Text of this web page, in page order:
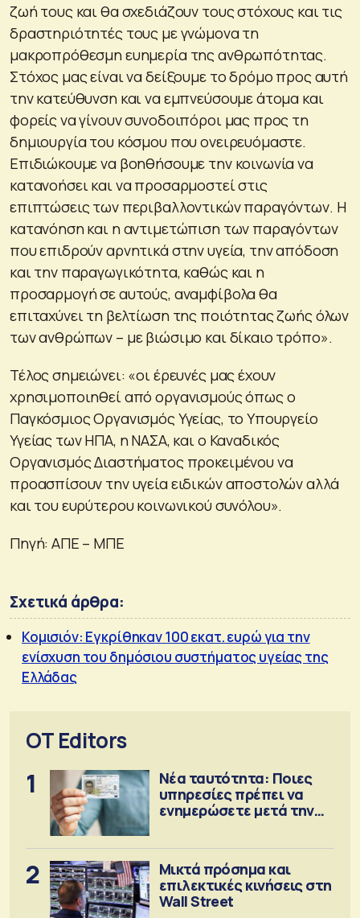
ζωή τους και θα σχεδιάζουν τους στόχους και τις
δραστηριότητές τους με γνώμονα τη
μακροπρόθεσμη ευημερία της ανθρωπότητας.
Στόχος μας είναι να δείξουμε το δρόμο προς αυτή
την κατεύθυνση και να εμπνεύσουμε άτομα και
φορείς να γίνουν συνοδοιπόροι μας προς τη
δημιουργία του κόσμου που ονειρευόμαστε.
Επιδιώκουμε να βοηθήσουμε την κοινωνία να
κατανοήσει και να προσαρμοστεί στις
επιπτώσεις των περιβαλλοντικών παραγόντων. Η
κατανόηση και η αντιμετώπιση των παραγόντων
που επιδρούν αρνητικά στην υγεία, την απόδοση
και την παραγωγικότητα, καθώς και η
προσαρμογή σε αυτούς, αναμφίβολα θα
επιταχύνει τη βελτίωση της ποιότητας ζωής όλων
των ανθρώπων – με βιώσιμο και δίκαιο τρόπο».
Τέλος σημειώνει: «οι έρευνές μας έχουν
χρησιμοποιηθεί από οργανισμούς όπως ο
Παγκόσμιος Οργανισμός Υγείας, το Υπουργείο
Υγείας των ΗΠΑ, η ΝΑΣΑ, και ο Καναδικός
Οργανισμός Διαστήματος προκειμένου να
προασπίσουν την υγεία ειδικών αποστολών αλλά
και του ευρύτερου κοινωνικού συνόλου».
Πηγή: ΑΠΕ – ΜΠΕ
Σχετικά άρθρα:
Κομισιόν: Εγκρίθηκαν 100 εκατ. ευρώ για την
ενίσχυση του δημόσιου συστήματος υγείας της
Ελλάδας
OT Editors
1
Νέα ταυτότητα: Ποιες
υπηρεσίες πρέπει να
ενημερώσετε μετά την
2
Μικτά πρόσημα και
επιλεκτικές κινήσεις στη
Wall Street